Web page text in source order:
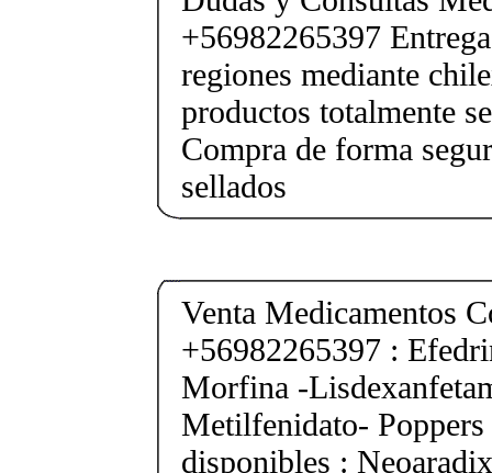
+56982265397
regiones mediante
productos totalmente
Compra de forma
sellados
Venta Medicamentos
+56982265397 :
Morfina -
Metilfenidato-
disponibles :